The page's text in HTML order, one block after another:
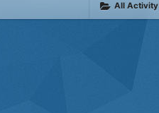
All Activity